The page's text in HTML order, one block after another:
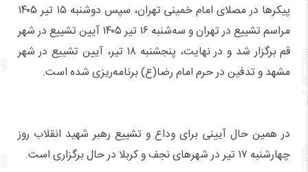
پیکرها در مصلای امام خمینی تهران، سپس دوشنبه ۱۵ تیر ۱۴۰۵
مراسم تشییع در تهران و سه‌شنبه ۱۶ تیر ۱۴۰۵ آیین تشییع در شهر
قم برگزار شد و در نهایت، پنجشنبه ۱۸ تیر، آیین تشییع در شهر
مشهد و تدفین در حرم امام رضا(ع) برنامه‌ریزی شده است.
در همین حال آیینی برای وداع و تشییع رهبر شهید انقلاب روز
چهارشنبه ۱۷ تیر در شهرهای نجف و کربلا در حال برگزاری است.